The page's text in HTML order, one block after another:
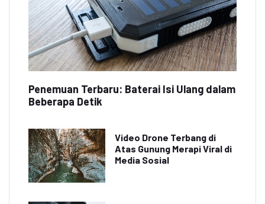
Penemuan Terbaru: Baterai Isi Ulang dalam
Beberapa Detik
Video Drone Terbang di
Atas Gunung Merapi Viral di
Media Sosial